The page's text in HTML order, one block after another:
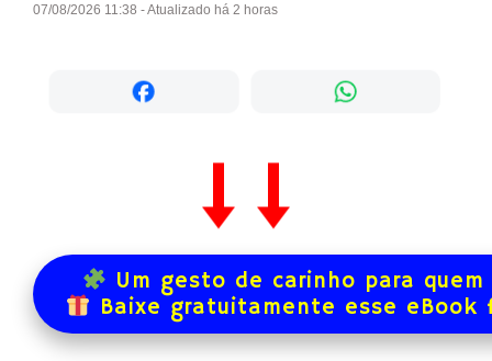
07/08/2026 11:38 - Atualizado há 2 horas
Um gesto de carinho para
Baixe gratuitamente esse